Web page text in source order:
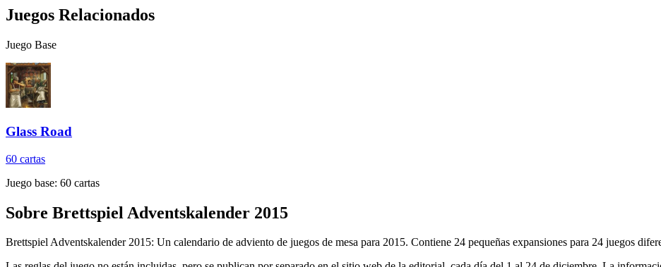
Juegos Relacionados
Juego Base
Glass Road
60 cartas
Juego base: 60 cartas
Sobre Brettspiel Adventskalender 2015
Brettspiel Adventskalender 2015: Un calendario de adviento de juegos de mesa para 2015. Contiene 24 pequeñas expansiones para 24 juegos